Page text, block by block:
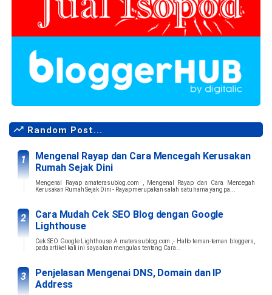
Random Post...
Mengenal Rayap dan Cara Mencegah Kerusakan
Rumah Sejak Dini
Mengenal Rayap amaterasublog.com , Mengenal Rayap dan Cara Mencegah
Kerusakan Rumah Sejak Dini - Rayap merupakan salah satu hama yang pa...
Cara Mudah Cek SEO Blog dengan Google
Lighthouse
Cek SEO Google Lighthouse A materasublog.com ,- Hallo teman-teman bloggers,
pada artikel kali ini saya akan mengulas tentang Cara...
Penjelasan Mengenai DNS, Domain dan IP
Address